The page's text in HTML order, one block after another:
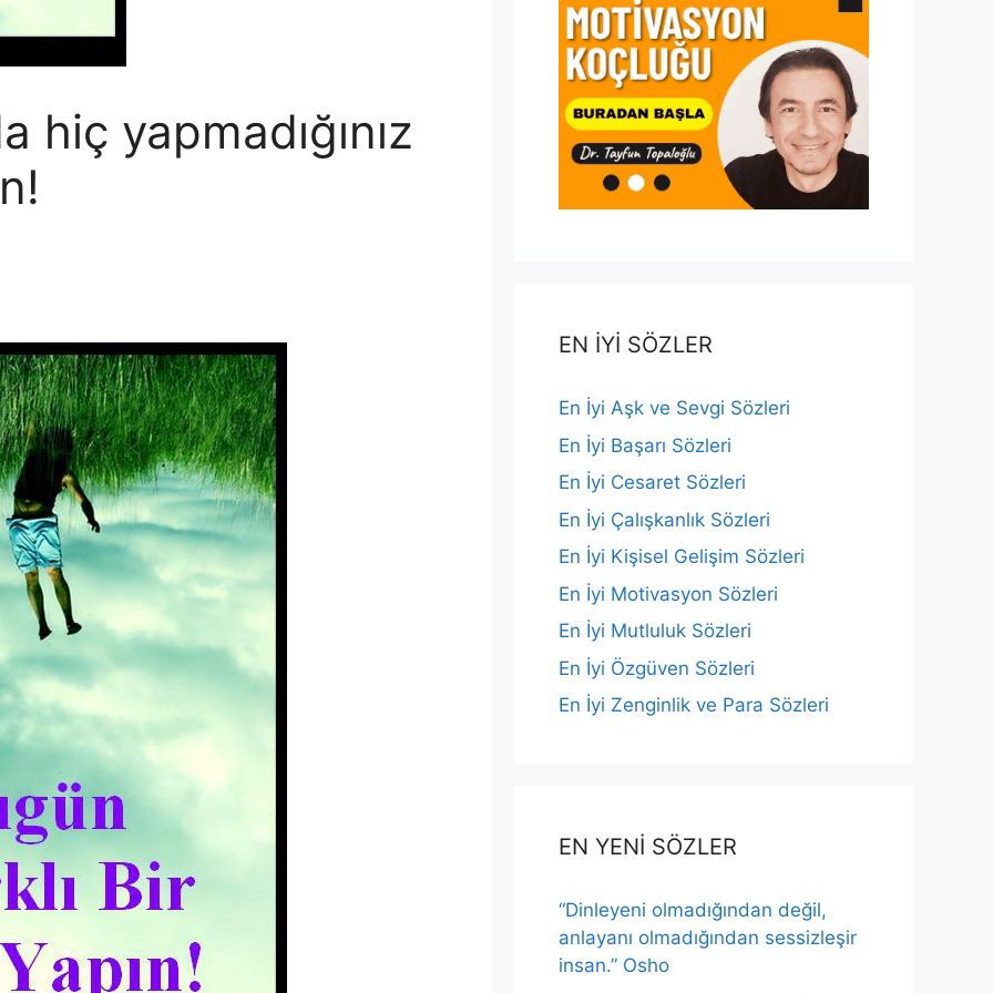
hiç yapmadığınız
EN İYİ SÖZLER
En İyi Aşk ve Sevgi Sözleri
En İyi Başarı Sözleri
En İyi Cesaret Sözleri
En İyi Çalışkanlık Sözleri
En İyi Kişisel Gelişim Sözleri
En İyi Motivasyon Sözleri
En İyi Mutluluk Sözleri
En İyi Özgüven Sözleri
En İyi Zenginlik ve Para Sözleri
EN YENİ SÖZLER
“Dinleyeni olmadığından değil,
anlayanı olmadığından sessizleşir
insan.” Osho